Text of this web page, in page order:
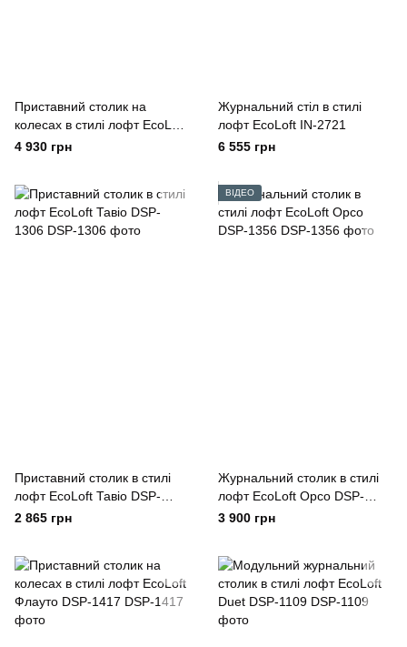
Приставний столик на
колесах в стилі лофт EcoLoft
Ровер DSP-1401
4 930 грн
Журнальний стіл в стилі
лофт EcoLoft IN-2721
6 555 грн
Приставний столик в стилі
лофт EcoLoft Тавіо DSP-
1306
2 865 грн
ВІДЕО
Журнальний столик в стилі
лофт EcoLoft Орсо DSP-
1356
3 900 грн